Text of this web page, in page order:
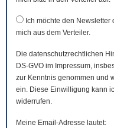
Ich möchte den
mich aus dem Verteiler.
Die datenschutzrechtlichen
DS-GVO im Impressum,
zur Kenntnis genommen und
ein. Diese Einwilligung kann
widerrufen.
Meine Email-Adresse lautet: